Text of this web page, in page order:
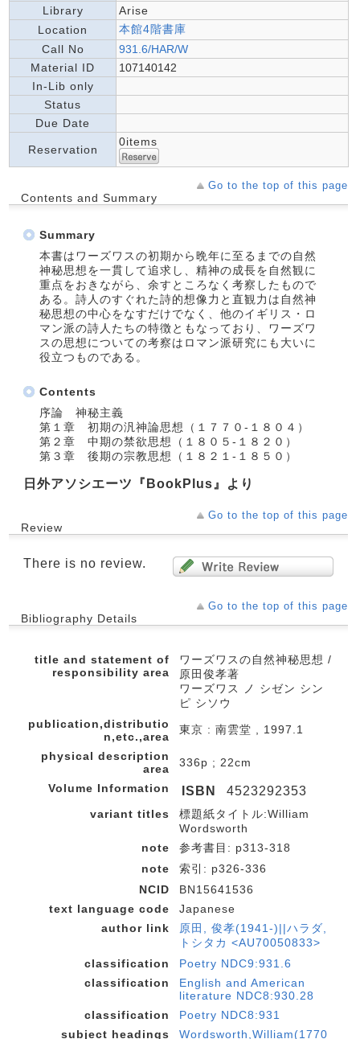
Library
Arise
Location
本館4階書庫
Call No
931.6/HAR/W
Material ID
107140142
In-Lib only
Status
Due Date
Reservation
0items
Go to the top of this page
Contents and Summary
Summary
本書はワーズワスの初期から晩年に至るまでの自然
神秘思想を一貫して追求し、精神の成長を自然観に
重点をおきながら、余すところなく考察したもので
ある。詩人のすぐれた詩的想像力と直観力は自然神
秘思想の中心をなすだけでなく、他のイギリス・ロ
マン派の詩人たちの特徴ともなっており、ワーズワ
スの思想についての考察はロマン派研究にも大いに
役立つものである。
Contents
序論 神秘主義
第１章 初期の汎神論思想（１７７０‐１８０４）
第２章 中期の禁欲思想（１８０５‐１８２０）
第３章 後期の宗教思想（１８２１‐１８５０）
日外アソシエーツ『BookPlus』より
Go to the top of this page
Review
There is no review.
Go to the top of this page
Bibliography Details
title and statement of
responsibility area
ワーズワスの自然神秘思想 /
原田俊孝著
ワーズワス ノ シゼン シン
ピ シソウ
publication,distributio
n,etc.,area
東京 : 南雲堂 , 1997.1
physical description
area
336p ; 22cm
Volume Information
ISBN 4523292353
variant titles
標題紙タイトル:William
Wordsworth
note
参考書目: p313-318
note
索引: p326-336
NCID
BN15641536
text language code
Japanese
author link
原田, 俊孝(1941-)||ハラダ,
トシタカ <AU70050833>
classification
Poetry NDC9:931.6
classification
English and American
literature NDC8:930.28
classification
Poetry NDC8:931
subject headings
Wordsworth,William(1770